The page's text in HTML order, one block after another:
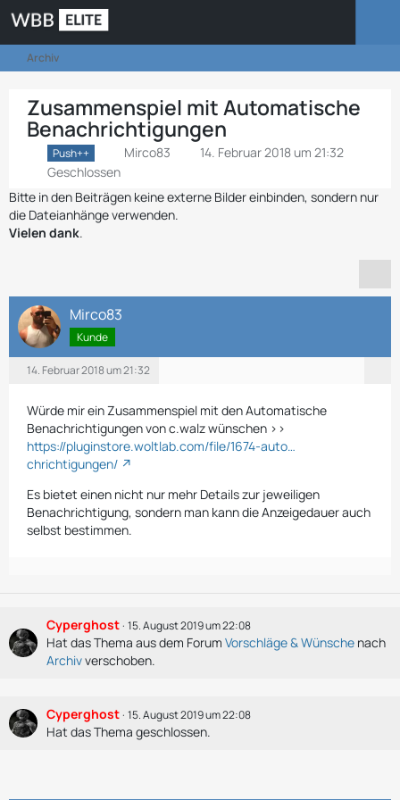
Archiv
Zusammenspiel mit Automatische
Benachrichtigungen
Push++ Mirco83
14. Februar 2018 um 21:32
Geschlossen
Bitte in den Beiträgen keine externe Bilder einbinden, sondern nur
die Dateianhänge verwenden.
Vielen dank.
Mirco83
Kunde
14. Februar 2018 um 21:32
Würde mir ein Zusammenspiel mit den Automatische
Benachrichtigungen von c.walz wünschen >>
https://pluginstore.woltlab.com/file/1674-auto…
chrichtigungen/
Es bietet einen nicht nur mehr Details zur jeweiligen
Benachrichtigung, sondern man kann die Anzeigedauer auch
selbst bestimmen.
Cyperghost 15. August 2019 um 22:08
Hat das Thema aus dem Forum Vorschläge & Wünsche nach
Archivverschoben.
Cyperghost 15. August 2019 um 22:08
Hat das Thema geschlossen.